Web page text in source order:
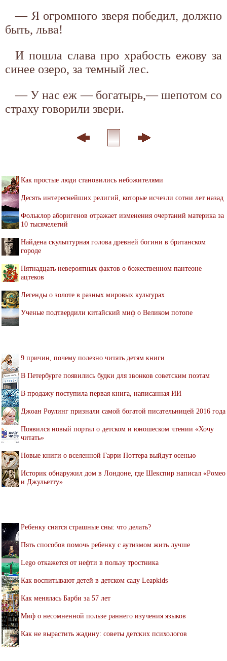
— Я огромного зверя победил, должно
быть, льва!
И пошла слава про храбость ежову за
синее озеро, за темный лес.
— У нас еж — богатырь,— шепотом со
страху говорили звери.
Как простые люди становились небожителями
Десять интереснейших религий, которые исчезли сотни лет назад
Фольклор аборигенов отражает изменения очертаний материка за
10 тысячелетий
Найдена скульптурная голова древней богини в британском
городе
Пятнадцать невероятных фактов о божественном пантеоне
ацтеков
Легенды о золоте в разных мировых культурах
Ученые подтвердили китайский миф о Великом потопе
9 причин, почему полезно читать детям книги
В Петербурге появились будки для звонков советским поэтам
В продажу поступила первая книга, написанная ИИ
Джоан Роулинг признали самой богатой писательницей 2016 года
Появился новый портал о детском и юношеском чтении «Хочу
читать»
Новые книги о вселенной Гарри Поттера выйдут осенью
Историк обнаружил дом в Лондоне, где Шекспир написал «Ромео
и Джульетту»
Ребенку снятся страшные сны: что делать?
Пять способов помочь ребенку с аутизмом жить лучше
Lego откажется от нефти в пользу тростника
Как воспитывают детей в детском саду Leapkids
Как менялась Барби за 57 лет
Миф о несомненной пользе раннего изучения языков
Как не вырастить жадину: советы детских психологов